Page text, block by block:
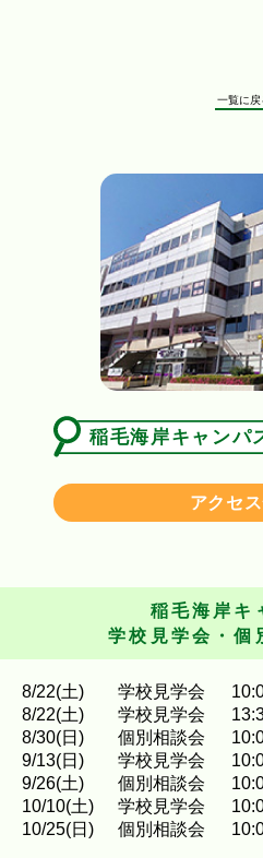
一覧に戻
稲毛海岸キャン
アクセ
稲毛海岸キ
学校見学会・個
8/22(土) 学校見学会
8/22(土) 学校見学会
8/30(日) 個別相談会
9/13(日) 学校見学会
9/26(土) 個別相談会
10/10(土) 学校見学会
10/25(日) 個別相談会